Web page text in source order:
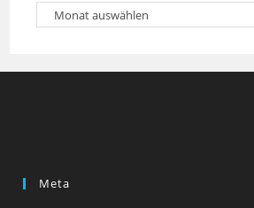
Meta